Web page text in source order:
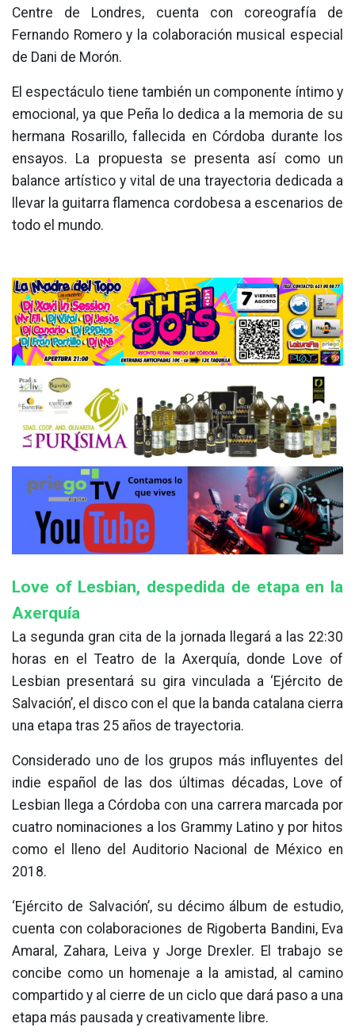
Centre de Londres, cuenta con coreografía de
Fernando Romero y la colaboración musical especial
de Dani de Morón.
El espectáculo tiene también un componente íntimo y
emocional, ya que Peña lo dedica a la memoria de su
hermana Rosarillo, fallecida en Córdoba durante los
ensayos. La propuesta se presenta así como un
balance artístico y vital de una trayectoria dedicada a
llevar la guitarra flamenca cordobesa a escenarios de
todo el mundo.
Love of Lesbian, despedida de etapa en la
Axerquía
La segunda gran cita de la jornada llegará a las 22:30
horas en el Teatro de la Axerquía, donde Love of
Lesbian presentará su gira vinculada a ‘Ejército de
Salvación’, el disco con el que la banda catalana cierra
una etapa tras 25 años de trayectoria.
Considerado uno de los grupos más influyentes del
indie español de las dos últimas décadas, Love of
Lesbian llega a Córdoba con una carrera marcada por
cuatro nominaciones a los Grammy Latino y por hitos
como el lleno del Auditorio Nacional de México en
2018.
‘Ejército de Salvación’, su décimo álbum de estudio,
cuenta con colaboraciones de Rigoberta Bandini, Eva
Amaral, Zahara, Leiva y Jorge Drexler. El trabajo se
concibe como un homenaje a la amistad, al camino
compartido y al cierre de un ciclo que dará paso a una
etapa más pausada y creativamente libre.